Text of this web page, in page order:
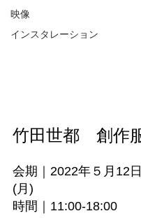
映像
インスタレーション
竹田世都　創作
会期｜2022年５月12
(月)
時間｜11:00-18:00